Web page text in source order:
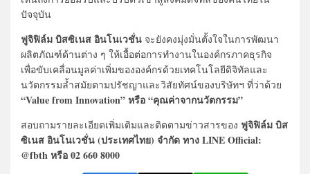
ปัจจุบัน
ฟูจิฟิล์ม บิสซิเนส อินโนเวชั่น จะยังคงมุ่งมั่นตั้งใจในการพัฒนา
ผลิตภัณฑ์ด้านต่าง ๆ ให้เอื้อต่อการทำงานในองค์กรภาคธุรกิจ
เพื่อขับเคลื่อนมูลค่าเพิ่มขององค์กรด้วยเทคโนโลยีดิจิทัลและ
นวัตกรรมล้ำสมัยตามปรัชญาและวิสัยทัศน์ของบริษัทฯ ที่ว่าด้วย
“Value from Innovation” หรือ “คุณค่าจากนวัตกรรม”
สอบถามรายละเอียดเพิ่มเติมและติดตามข่าวสารของ ฟูจิฟิล์ม บิส
ซิเนส อินโนเวชั่น (ประเทศไทย) จำกัด ทาง LINE Official:
@fbth หรือ 02 660 8000